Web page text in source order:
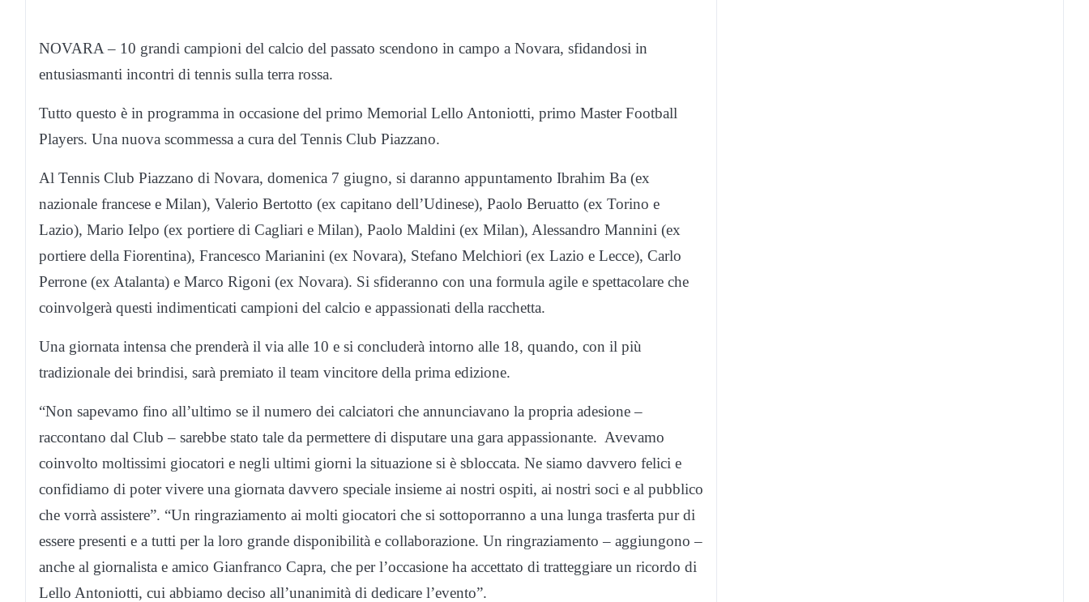
NOVARA – 10 grandi campioni del calcio del passato scendono in campo a Novara, sfidandosi in
entusiasmanti incontri di tennis sulla terra rossa.
Tutto questo è in programma in occasione del primo Memorial Lello Antoniotti, primo Master Football
Players. Una nuova scommessa a cura del Tennis Club Piazzano.
Al Tennis Club Piazzano di Novara, domenica 7 giugno, si daranno appuntamento Ibrahim Ba (ex
nazionale francese e Milan), Valerio Bertotto (ex capitano dell’Udinese), Paolo Beruatto (ex Torino e
Lazio), Mario Ielpo (ex portiere di Cagliari e Milan), Paolo Maldini (ex Milan), Alessandro Mannini (ex
portiere della Fiorentina), Francesco Marianini (ex Novara), Stefano Melchiori (ex Lazio e Lecce), Carlo
Perrone (ex Atalanta) e Marco Rigoni (ex Novara). Si sfideranno con una formula agile e spettacolare che
coinvolgerà questi indimenticati campioni del calcio e appassionati della racchetta.
Una giornata intensa che prenderà il via alle 10 e si concluderà intorno alle 18, quando, con il più
tradizionale dei brindisi, sarà premiato il team vincitore della prima edizione.
“Non sapevamo fino all’ultimo se il numero dei calciatori che annunciavano la propria adesione –
raccontano dal Club – sarebbe stato tale da permettere di disputare una gara appassionante. Avevamo
coinvolto moltissimi giocatori e negli ultimi giorni la situazione si è sbloccata. Ne siamo davvero felici e
confidiamo di poter vivere una giornata davvero speciale insieme ai nostri ospiti, ai nostri soci e al pubblico
che vorrà assistere”. “Un ringraziamento ai molti giocatori che si sottoporranno a una lunga trasferta pur di
essere presenti e a tutti per la loro grande disponibilità e collaborazione. Un ringraziamento – aggiungono –
anche al giornalista e amico Gianfranco Capra, che per l’occasione ha accettato di tratteggiare un ricordo di
Lello Antoniotti, cui abbiamo deciso all’unanimità di dedicare l’evento”.